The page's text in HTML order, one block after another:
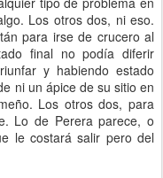
Los otros dos, ni eso.
para irse de crucero al
final no podía diferir
y habiendo estado
ni un ápice de su sitio en
Los otros dos, para
Lo de Perera parece, o
le costará salir pero del